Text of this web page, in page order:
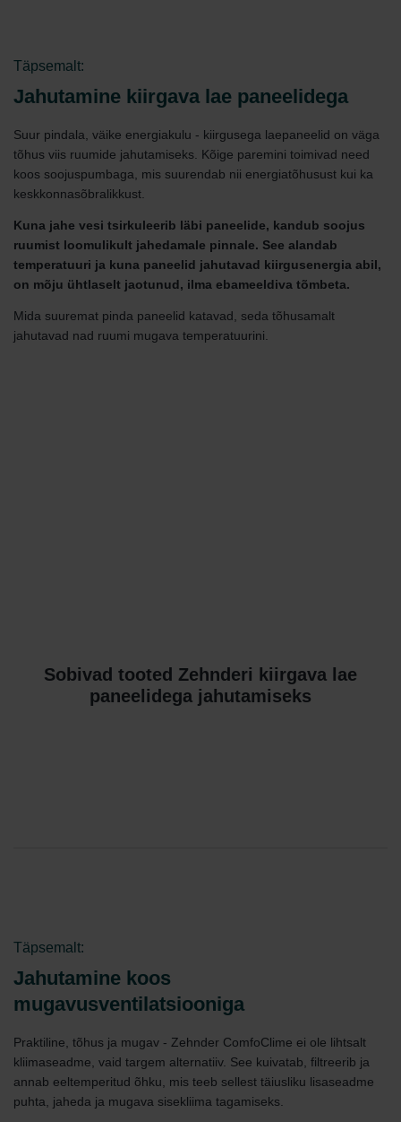
Täpsemalt:
Jahutamine kiirgava lae paneelidega
Suur pindala, väike energiakulu - kiirgusega laepaneelid on väga
tõhus viis ruumide jahutamiseks. Kõige paremini toimivad need
koos soojuspumbaga, mis suurendab nii energiatõhusust kui ka
keskkonnasõbralikkust.
Kuna jahe vesi tsirkuleerib läbi paneelide, kandub soojus
ruumist loomulikult jahedamale pinnale. See alandab
temperatuuri ja kuna paneelid jahutavad kiirgusenergia abil,
on mõju ühtlaselt jaotunud, ilma ebameeldiva tõmbeta.
Mida suuremat pinda paneelid katavad, seda tõhusamalt
jahutavad nad ruumi mugava temperatuurini.
Sobivad tooted Zehnderi kiirgava lae
paneelidega jahutamiseks
Täpsemalt:
Jahutamine koos
mugavusventilatsiooniga
Praktiline, tõhus ja mugav - Zehnder ComfoClime ei ole lihtsalt
kliimaseadme, vaid targem alternatiiv. See kuivatab, filtreerib ja
annab eeltemperitud õhku, mis teeb sellest täiusliku lisaseadme
puhta, jaheda ja mugava sisekliima tagamiseks.